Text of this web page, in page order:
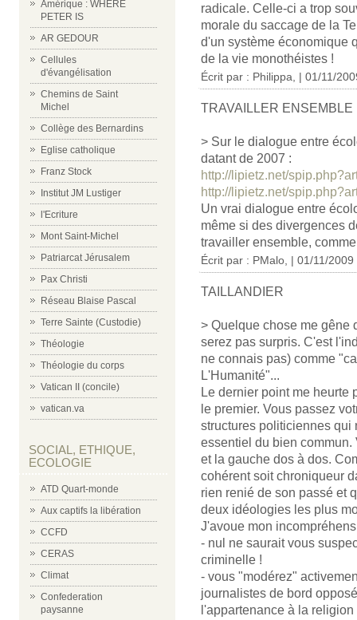
Amérique : WHERE
PETER IS
AR GEDOUR
Cellules
d'évangélisation
Chemins de Saint
Michel
Collège des Bernardins
Eglise catholique
Franz Stock
Institut JM Lustiger
l'Ecriture
Mont Saint-Michel
Patriarcat Jérusalem
Pax Christi
Réseau Blaise Pascal
Terre Sainte (Custodie)
Théologie
Théologie du corps
Vatican II (concile)
vatican.va
SOCIAL, ETHIQUE,
ECOLOGIE
ATD Quart-monde
Aux captifs la libération
CCFD
CERAS
Climat
Confederation
paysanne
radicale. Celle-ci a trop
morale du saccage de la
d'un système économique
de la vie monothéistes !
Écrit par : Philippa, | 01/11/
TRAVAILLER ENSEMBLE
> Sur le dialogue entre
datant de 2007 :
http://lipietz.net/
http://lipietz.net/
Un vrai dialogue entre
même si des divergences
travailler ensemble,
Écrit par : PMalo, | 01/11/2009
TAILLANDIER
> Quelque chose me gêne
serez pas surpris. C'est
ne connais pas) comme
L'Humanité"...
Le dernier point me heurte
le premier. Vous passez
structures politiciennes qui
essentiel du bien commun.
et la gauche dos à dos.
cohérent soit chroniqueur
rien renié de son passé et
deux idéologies les plus
J'avoue mon
- nul ne saurait vous
criminelle !
- vous "modérez"
journalistes de bord
l'appartenance à la